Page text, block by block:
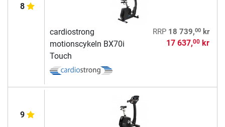
8
cardiostrong
motionscykeln BX70i
Touch
RRP 18 739,00kr
17 637,00kr
9